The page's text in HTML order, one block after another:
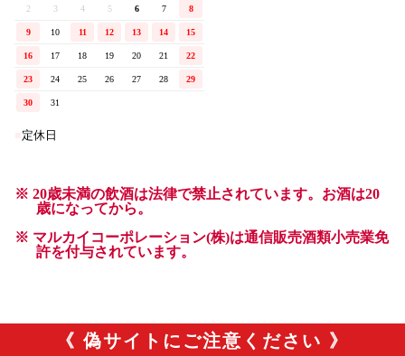
《 偽サイトにご注意ください 》